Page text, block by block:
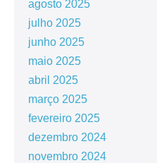
agosto 2025
julho 2025
junho 2025
maio 2025
abril 2025
março 2025
fevereiro 2025
dezembro 2024
novembro 2024